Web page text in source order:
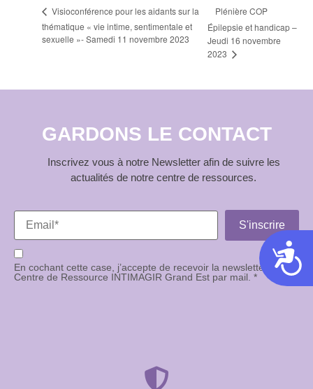
Visioconférence pour les aidants sur la
thématique « vie intime, sentimentale et
sexuelle »- Samedi 11 novembre 2023
Plénière COP
Épilepsie et handicap –
Jeudi 16 novembre
2023
GARDONS LE CONTACT
Inscrivez vous à notre Newsletter afin de suivre les
actualités de notre centre de ressources.
En cochant cette case, j’accepte de recevoir la newsletter du
Centre de Ressource INTIMAGIR Grand Est par mail. *